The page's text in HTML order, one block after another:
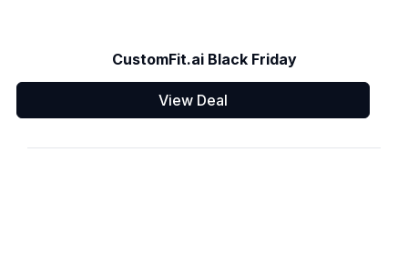
CustomFit.ai Black Friday
View Deal